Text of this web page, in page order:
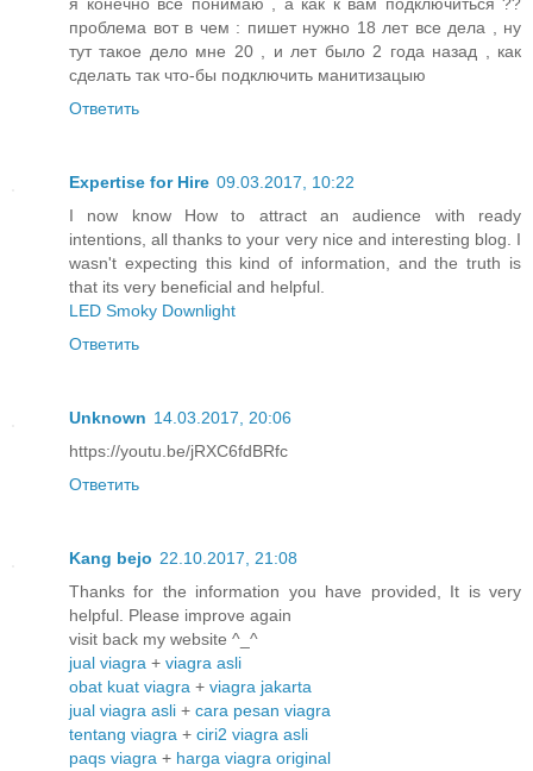
я конечно все понимаю , а как к вам подключиться ??
проблема вот в чем : пишет нужно 18 лет все дела , ну
тут такое дело мне 20 , и лет было 2 года назад , как
сделать так что-бы подключить манитизацыю
Ответить
Expertise for Hire 09.03.2017, 10:22
I now know How to attract an audience with ready
intentions, all thanks to your very nice and interesting blog. I
wasn't expecting this kind of information, and the truth is
that its very beneficial and helpful.
LED Smoky Downlight
Ответить
Unknown 14.03.2017, 20:06
https://youtu.be/jRXC6fdBRfc
Ответить
Kang bejo 22.10.2017, 21:08
Thanks for the information you have provided, It is very
helpful. Please improve again
visit back my website ^_^
jual viagra + viagra asli
obat kuat viagra + viagra jakarta
jual viagra asli + cara pesan viagra
tentang viagra + ciri2 viagra asli
paqs viagra + harga viagra original